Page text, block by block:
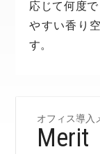
応じて何度
やすい香り
す。
オフィス導入
Merit